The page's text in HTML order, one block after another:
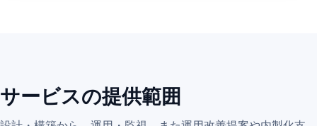
サービスの提供範囲